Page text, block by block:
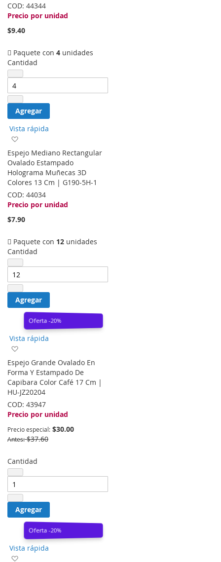
COD: 44344
Precio por unidad
$9.40
Paquete con 4 unidades
Cantidad
Agregar
Vista rápida
la
lista
de
deseos
Espejo Mediano Rectangular
Ovalado Estampado
Holograma Muñecas 3D
Colores 13 Cm | G190-5H-1
COD: 44034
Precio por unidad
$7.90
Paquete con 12 unidades
Cantidad
Agregar
Oferta -20%
Vista rápida
la
lista
de
deseos
Espejo Grande Ovalado En
Forma Y Estampado De
Capibara Color Café 17 Cm |
HU-JZ20204
COD: 43947
Precio por unidad
Precio especial $30.00
Antes $37.60
Cantidad
Agregar
Oferta -20%
Vista rápida